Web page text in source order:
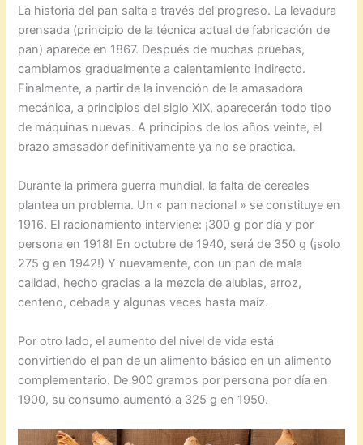
La historia del pan salta a través del progreso. La levadura
prensada (principio de la técnica actual de fabricación de
pan) aparece en 1867. Después de muchas pruebas,
cambiamos gradualmente a calentamiento indirecto.
Finalmente, a partir de la invención de la amasadora
mecánica, a principios del siglo XIX, aparecerán todo tipo
de máquinas nuevas. A principios de los años veinte, el
brazo amasador definitivamente ya no se practica.
Durante la primera guerra mundial, la falta de cereales
plantea un problema. Un « pan nacional » se constituye en
1916. El racionamiento interviene: ¡300 g por día y por
persona en 1918! En octubre de 1940, será de 350 g (¡solo
275 g en 1942!) Y nuevamente, con un pan de mala
calidad, hecho gracias a la mezcla de alubias, arroz,
centeno, cebada y algunas veces hasta maíz.
Por otro lado, el aumento del nivel de vida está
convirtiendo el pan de un alimento básico en un alimento
complementario. De 900 gramos por persona por día en
1900, su consumo aumentó a 325 g en 1950.